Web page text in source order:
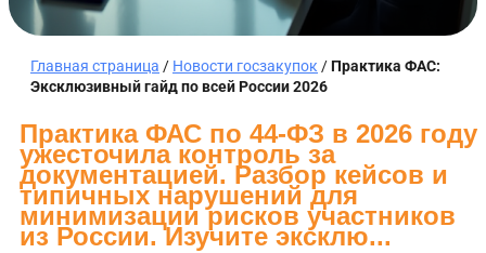
Главная страница / Новости госзакупок /Практика ФАС:
Эксклюзивный гайд по всей России 2026
Практика ФАС по 44-ФЗ в 2026 году
ужесточила контроль за
документацией. Разбор кейсов и
типичных нарушений для
минимизации рисков участников
из России. Изучите эксклю...